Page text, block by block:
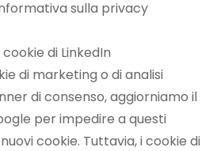
sulla privacy
di LinkedIn
di marketing o di analisi
di consenso, aggiorniamo il
per impedire a questi
cookie. Tuttavia, i cookie di